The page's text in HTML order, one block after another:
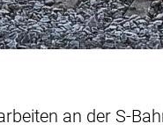
an der S-